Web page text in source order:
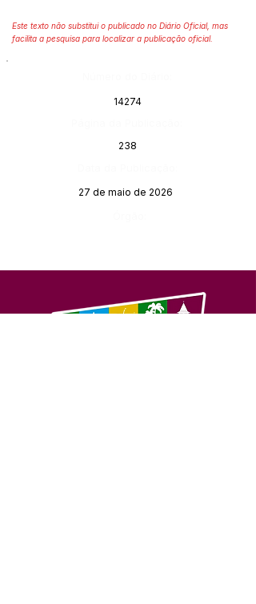
Este texto não substitui o publicado no Diário Oficial, mas
facilita a pesquisa para localizar a publicação oficial.
14274
238
27 de maio de 2026